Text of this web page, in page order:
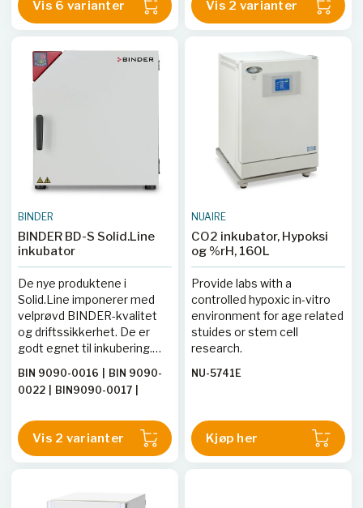
Vis 6 varianter Vis 2 varianter
BINDER
BINDER BD-S Solid.Line
inkubator
De nye produktene i
Solid.Line imponerer med
velprøvd BINDER-kvalitet
og driftssikkerhet. De er
godt egnet til inkubering.
tilpasset den enkelte
anvendelsen, og skapene
kvalitetssikring.
BIN 9090-0016
BIN 9090-
0022
BIN9090-0017
Vis 2 varianter
NUAIRE
CO2 inkubator, Hypoksi
og %rH, 160L
Provide labs with a
controlled hypoxic in-vitro
environment for age related
stuides or stem cell
research.
NU-5741E
Kjøp her